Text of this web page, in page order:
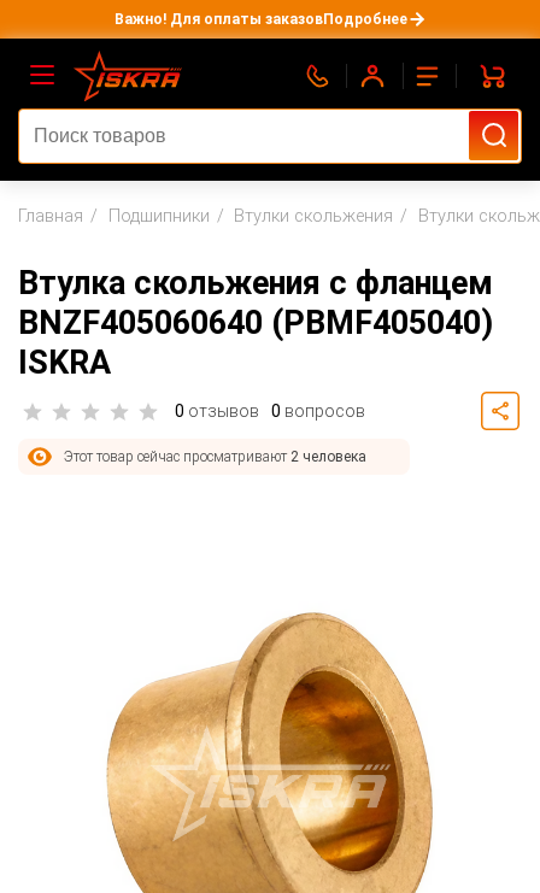
Важно! Для оплаты заказовПодробнее
Главная Подшипники Втулки скольжения Втулки
Втулка скольжения с фланцем
BNZF405060640 (PBMF405040)
ISKRA
0 отзывов 0 вопросов
Этот товар сейчас просматривают 2 человека